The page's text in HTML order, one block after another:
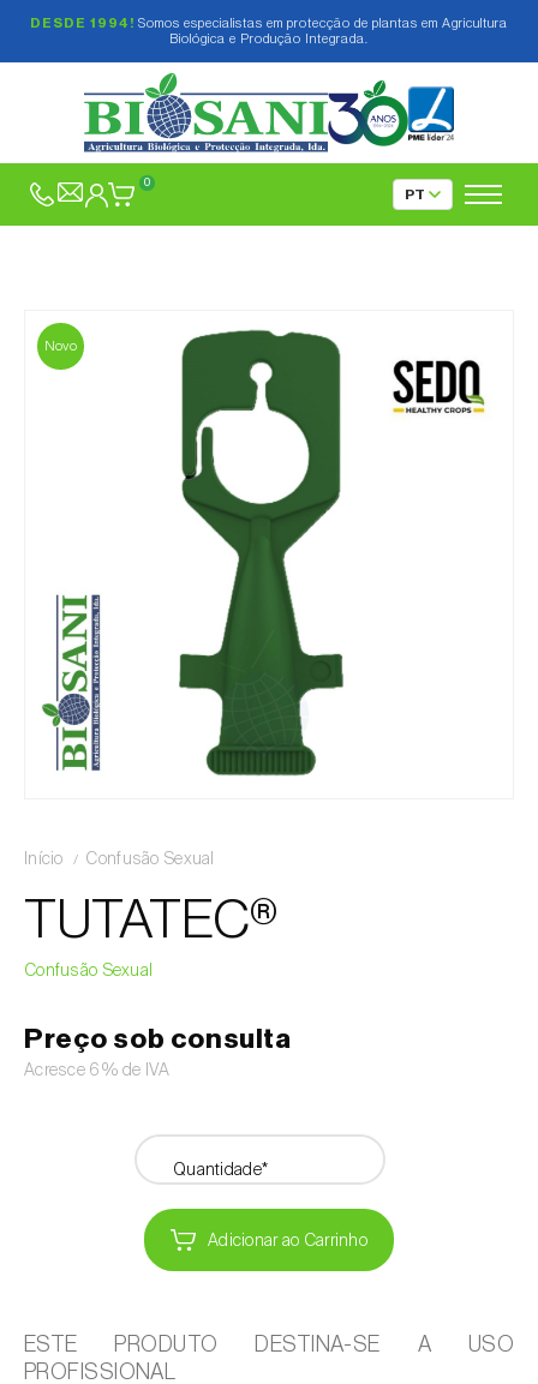
DESDE 1994! Somos especialistas em protecção de plantas em Agricultura
Biológica e Produção Integrada.
0
Novo
Início Confusão Sexual
TUTATEC®
Confusão Sexual
Preço sob consulta
Acresce 6% de IVA
Quantidade*
Adicionar ao Carrinho
ESTE PRODUTO DESTINA-SE A USO
PROFISSIONAL